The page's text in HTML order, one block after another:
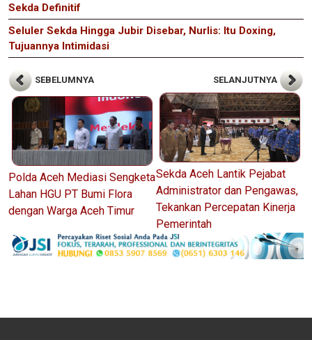
Sekda Definitif
Seluler Sekda Hingga Jubir Disebar, Nurlis: Itu Doxing,
Tujuannya Intimidasi
SEBELUMNYA
Polda Aceh Mediasi Sengketa
Lahan HGU PT Bumi Flora
dengan Warga Aceh Timur
SELANJUTNYA
‎Sekda Aceh Lantik Pejabat
Administrator dan Pengawas,
Tekankan Percepatan Kinerja
Pemerintah